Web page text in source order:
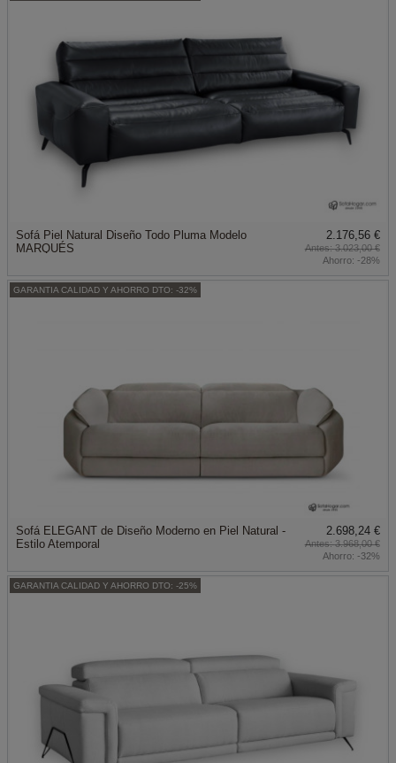
Sofá Piel Natural Diseño Todo Pluma Modelo
MARQUÉS
2.176,56 €
3.023,00 €
Ahorro: -28%
GARANTIA CALIDAD Y AHORRO DTO: -32%
Sofá ELEGANT de Diseño Moderno en Piel Natural -
Estilo Atemporal
2.698,24 €
3.968,00 €
Ahorro: -32%
GARANTIA CALIDAD Y AHORRO DTO: -25%